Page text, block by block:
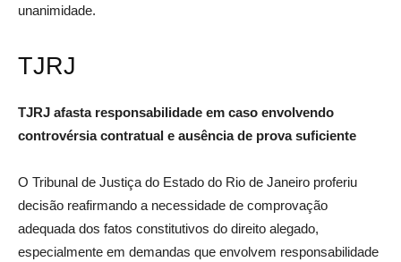
unanimidade.
TJRJ
TJRJ afasta responsabilidade em caso envolvendo
controvérsia contratual e ausência de prova suficiente
O Tribunal de Justiça do Estado do Rio de Janeiro proferiu
decisão reafirmando a necessidade de comprovação
adequada dos fatos constitutivos do direito alegado,
especialmente em demandas que envolvem responsabilidade